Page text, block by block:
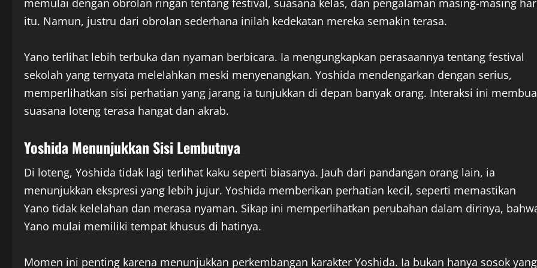
memulai dengan obrolan ringan tentang festival, suasana kelas, dan pengalaman masing-masing
itu. Namun, justru dari obrolan sederhana inilah kedekatan mereka semakin terasa.
Yano terlihat lebih terbuka dan nyaman berbicara. Ia mengungkapkan perasaannya tentang festival
sekolah yang ternyata melelahkan meski menyenangkan. Yoshida mendengarkan dengan serius,
memperlihatkan sisi perhatian yang jarang ia tunjukkan di depan banyak orang. Interaksi ini
suasana loteng terasa hangat dan akrab.
Yoshida Menunjukkan Sisi Lembutnya
Di loteng, Yoshida tidak lagi terlihat kaku seperti biasanya. Jauh dari pandangan orang lain, ia
menunjukkan ekspresi yang lebih jujur. Yoshida memberikan perhatian kecil, seperti memastikan
Yano tidak kelelahan dan merasa nyaman. Sikap ini memperlihatkan perubahan dalam dirinya,
Yano mulai memiliki tempat khusus di hatinya.
Momen ini penting karena menunjukkan perkembangan karakter Yoshida. Ia bukan hanya sosok yang